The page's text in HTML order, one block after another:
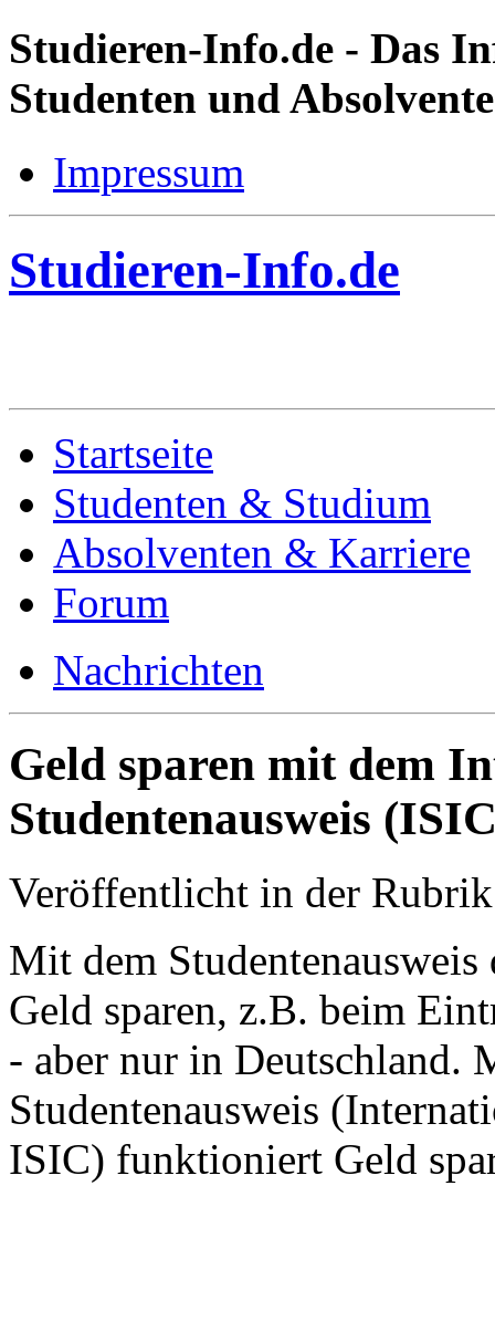
Studieren-Info.de - Das
Studenten und
Impressum
Studieren-Info.de
Startseite
Studenten & Studium
Absolventen & Karriere
Forum
Nachrichten
Geld sparen mit dem
Studentenausweis
Veröffentlicht in der
Mit dem
Geld sparen, z.B. beim
- aber nur in Deutschland.
Studentenausweis
ISIC) funktioniert Geld